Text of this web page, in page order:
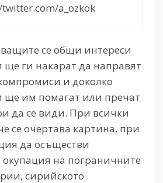
a_ozkok
се общи интереси
ще ги накарат да направят
и доколко
ще им помагат или пречат
да се види. При всички
се очертава картина, при
да осъществи
окупация на пограничните
сирийското